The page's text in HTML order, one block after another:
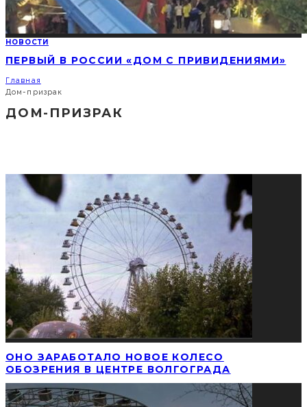
НОВОСТИ
ПЕРВЫЙ В РОССИИ «ДОМ С ПРИВИДЕНИЯМИ»
Главная
Дом-призрак
ДОМ-ПРИЗРАК
ОНО ЗАРАБОТАЛО НОВОЕ КОЛЕСО
ОБОЗРЕНИЯ В ЦЕНТРЕ ВОЛГОГРАДА